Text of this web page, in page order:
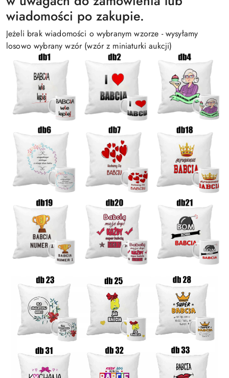
wiadomości po zakupie.
Jeżeli brak wiadomości o wybranym wzorze - wysyłamy
losowo wybrany wzór (wzór z miniaturki aukcji)